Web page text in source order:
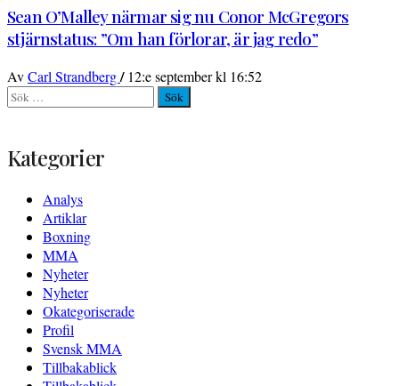
Sean O’Malley närmar sig nu Conor McGregors
stjärnstatus: ”Om han förlorar, är jag redo”
AvCarl Strandberg/ 12:e september kl 16:52
Sök
efter:
Kategorier
Analys
Artiklar
Boxning
MMA
Nyheter
Nyheter
Okategoriserade
Profil
Svensk MMA
Tillbakablick